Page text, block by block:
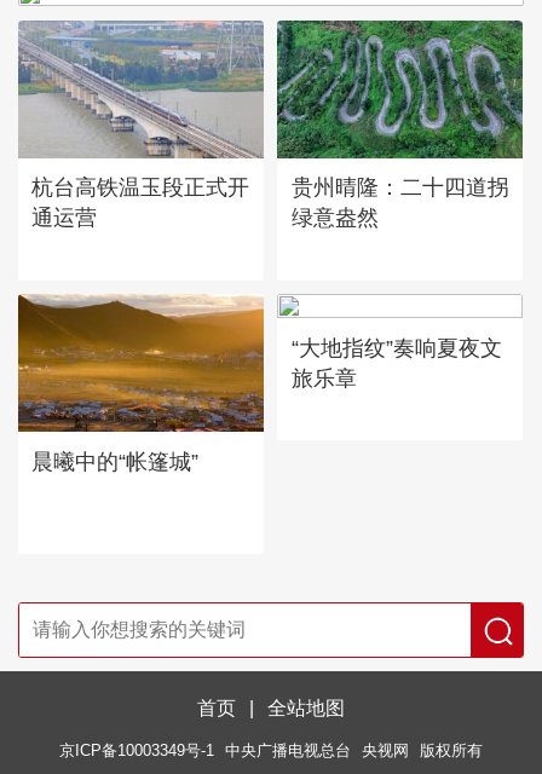
杭台高铁温玉段正式开
通运营
贵州晴隆：二十四道拐
绿意盎然
晨曦中的“帐篷城”
“大地指纹”奏响夏夜文
旅乐章
首页 全站地图
京ICP备10003349号-1 中央广播电视总台 央视网 版权所有